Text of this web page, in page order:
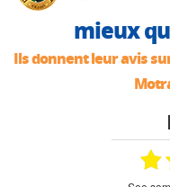
mieux
Ils donnent leur avis